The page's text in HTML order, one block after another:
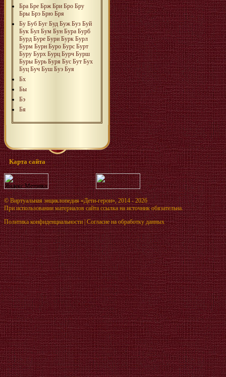
Бра Бре Брж Бри Бро Бру
Бры Брэ Брю Бря
Бу Буб Буг Буд Буж Буз Буй
Бук Бул Бум Бун Бура Бурб
Бурд Буре Бури Бурк Бурл
Бурм Бурн Буро Бурс Бурт
Буру Бурх Бурц Бурч Бурш
Буры Бурь Буря Бус Бут Бух
Буц Буч Буш Буэ Буя
Бх
Бы
Бэ
Бя
Карта сайта
©Виртуальная энциклопедия «Дети-герои», 2014 - 2026
При использовании материалов сайта ссылка на источник обязательна.
Политика конфиденциальности|Согласие на обработку данных